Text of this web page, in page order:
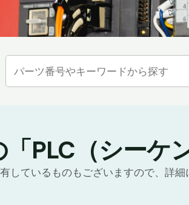
「PLC（シーケ
しているものもございますので、詳